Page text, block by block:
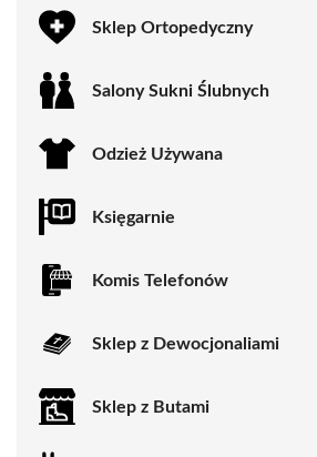
Sklep Ortopedyczny
Salony Sukni Ślubnych
Odzież Używana
Księgarnie
Komis Telefonów
Sklep z Dewocjonaliami
Sklep z Butami